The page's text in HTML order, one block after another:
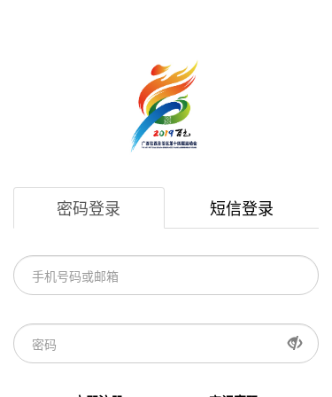
密码登录 短信登录